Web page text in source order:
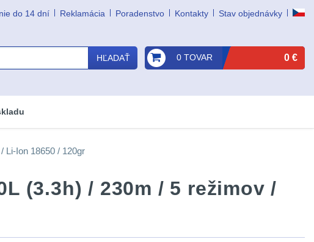
do 14 dní Reklamácia Poradenstvo Kontakty Stav objednávky
HĽADAŤ 0 TOVAR 0 €
Li-Ion 18650 / 120gr
(3.3h) / 230m / 5 režimov /